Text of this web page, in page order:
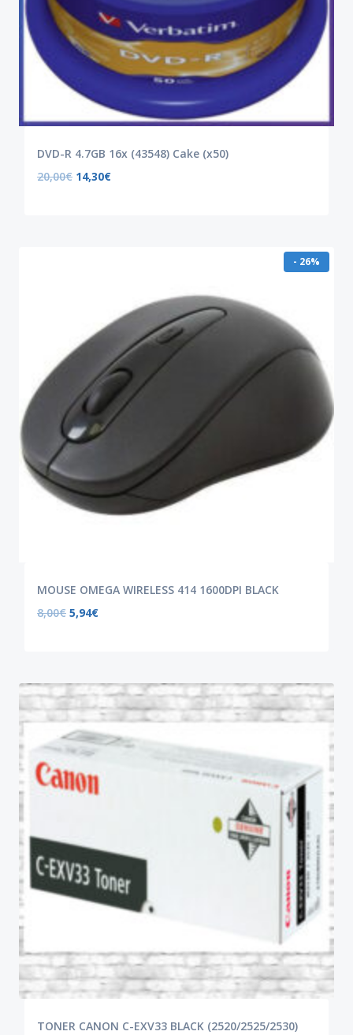
DVD-R 4.7GB 16x (43548) Cake (x50)
20,00€ 14,30€
- 26%
MOUSE OMEGA WIRELESS 414 1600DPI BLACK
8,00€ 5,94€
TONER CANON C-EXV33 BLACK (2520/2525/2530)